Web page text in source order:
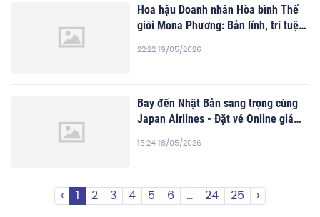
Hoa hậu Doanh nhân Hòa bình Thế
giới Mona Phương: Bản lĩnh, trí tuệ
nhân hiện đại
22:22 19/05/2026
Bay đến Nhật Bản sang trọng cùng
Japan Airlines - Đặt vé Online giá
15:24 18/05/2026
‹ 1 2 3 4 5 6 ... 24 25 ›